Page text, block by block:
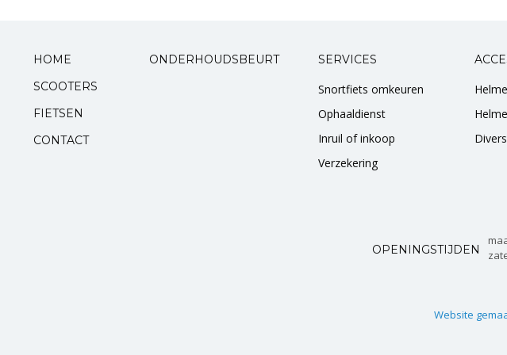
Zadels
Uitlaten
HOME
SCOOTERS
FIETSEN
CONTACT
ONDERHOUDSBEURT SERVICES
Snortfiets omkeuren
Ophaaldienst
Inruil of inkoop
Verzekering
OPENINGSTIJDEN
Website